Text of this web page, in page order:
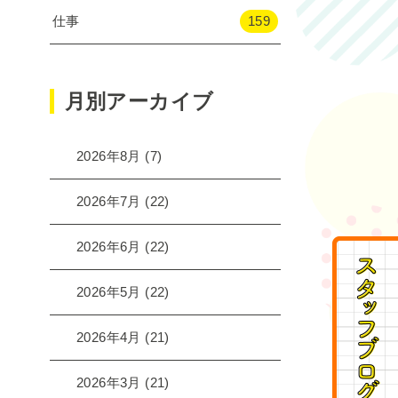
仕事 159
月別アーカイブ
2026年8月 (7)
2026年7月 (22)
2026年6月 (22)
2026年5月 (22)
2026年4月 (21)
2026年3月 (21)